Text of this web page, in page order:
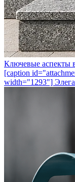
Ключевые аспекты
[caption
width="1293"]